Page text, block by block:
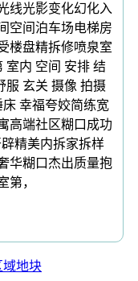
线光影变化幻化入
空间泊车场电梯房
楼盘精拆修喷泉室
室内 空间 安排 结
服 玄关 摄像 拍摄
幸福夸姣简练宽
高端社区糊口成功
精美内拆家拆样
华糊口杰出质量抱
第，
域地块